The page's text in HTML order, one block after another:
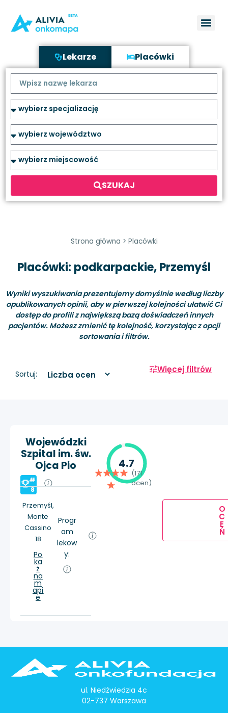
Lekarze Placówki
SZUKAJ
Strona główna > Placówki
Placówki: podkarpackie, Przemyśl
Wyniki wyszukiwania prezentujemy domyślnie według liczby
opublikowanych opinii, aby w pierwszej kolejności ułatwić Ci
dostęp do profili z największą bazą doświadczeń innych
pacjentów. Możesz zmienić tę kolejność, korzystając z opcji
sortowania i filtrów.
Sortuj: Więcej filtrów
Wojewódzki
Szpital im. św.
Ojca Pio
#
8
Przemyśl,
Monte
Cassino
18
Po
ka
ż
na
m
api
e
Progr
am
lekow
y:
4.7
(171
ocen)
O
C
E
Ń
ul. Niedźwiedzia 4c
02-737 Warszawa